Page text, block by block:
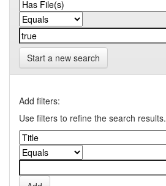
Start a new search
Add filters:
Use filters to refine the search results.